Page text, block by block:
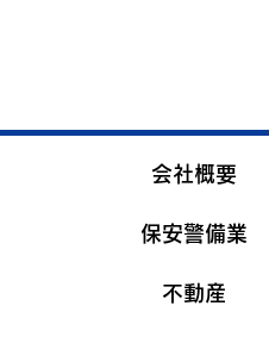
会社概要
保安警備業
不動産